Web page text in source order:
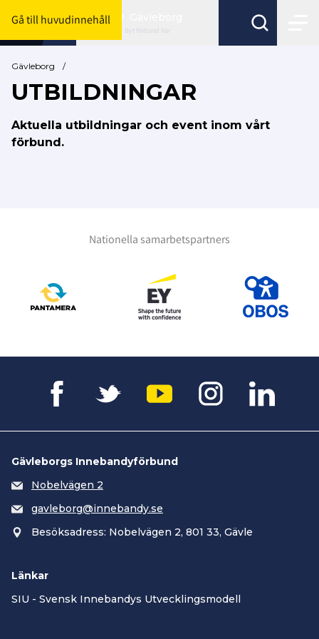
Gå till huvudinnehåll
Byt förbund här
Gävleborg /
UTBILDNINGAR
Aktuella utbildningar och event inom vårt
förbund.
Nationella samarbetspartners
Gävleborgs Innebandyförbund
Nobelvägen 2
gavleborg@innebandy.se
Besöksadress: Nobelvägen 2, 801 33, Gävle
Länkar
SIU - Svensk Innebandys Utvecklingsmodell